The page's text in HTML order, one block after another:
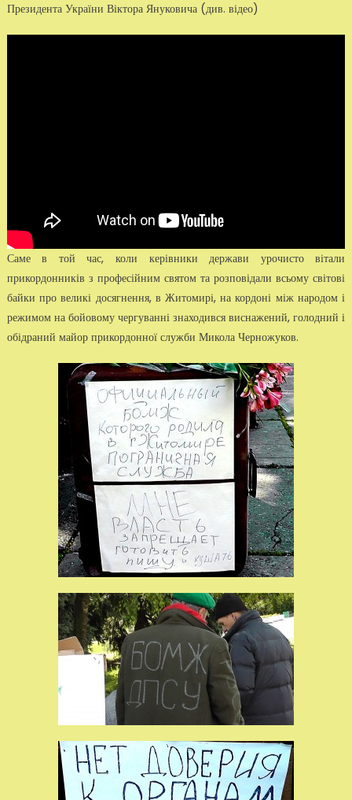
Президента України Віктора Януковича (див. відео)
Саме в той час, коли керівники держави урочисто вітали
прикордонників з професійним святом та розповідали всьому світові
байки про великі досягнення, в Житомирі, на кордоні між народом і
режимом на бойовому чергуванні знаходився виснажений, голодний і
обідраний майор прикордонної служби Микола Черножуков.